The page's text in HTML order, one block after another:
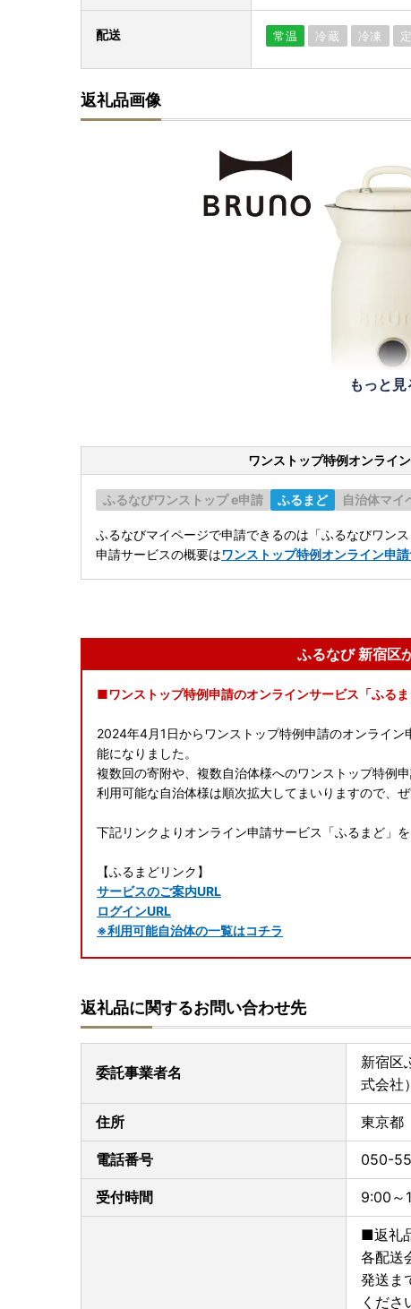
配送 常温 冷蔵 冷凍
返礼品画像
もっと見
ワンストップ特例オンライ
ふるなびワンストップ e申請 ふるまど 自治体マイ
ふるなびマイページで申請できるのは「ふるなびワンス
申請サービスの概要はワンストップ特例オンライン申
ふるなび 新宿区
■ワンストップ特例申請のオンラインサービス「ふる
2024年4月1日からワンストップ特例申請のオンライ
能になりました。
複数回の寄附や、複数自治体様へのワンストップ特例
利用可能な自治体様は順次拡大してまいりますので、
下記リンクよりオンライン申請サービス「ふるまど」を
【ふるまどリンク】
サービスのご案内URL
ログインURL
※利用可能自治体の一覧はコチラ
2.「ふるまど」に新規アカウント登録
3.寄附情報を登録
4.ワンストップ特例申請を実施
※複数の寄附登録後は、まとめてワンストップ特例申請
6.申請完了
-----------------------------------------
す。紙での受付書の送付は行っておりません。ご了承
お問合せ等ございましたら、下記メールアドレスまで
[お問合せ先] support@shinjuku.furusato-lg.jp
返礼品に関するお問い合わせ先
委託事業者名
新宿区
式会社）
住所 東京都
電話番号 050-
受付時間 9:00～
■返礼
各配送
発送ま
くださ